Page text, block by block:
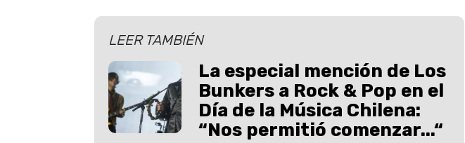
LEER TAMBIÉN
La especial mención de Los
Bunkers a Rock & Pop en el
Día de la Música Chilena:
“Nos permitió comenzar...“